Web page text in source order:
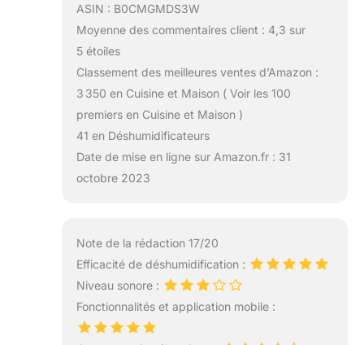
ASIN : B0CMGMDS3W
Moyenne des commentaires client : 4,3 sur
5 étoiles
Classement des meilleures ventes d’Amazon :
3 350 en Cuisine et Maison ( Voir les 100
premiers en Cuisine et Maison )
41 en Déshumidificateurs
Date de mise en ligne sur Amazon.fr : 31
octobre 2023
Note de la rédaction 17/20
Efficacité de déshumidification :
Niveau sonore :
Fonctionnalités et application mobile :